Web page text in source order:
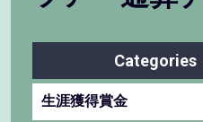
Categories
生涯獲得賞金